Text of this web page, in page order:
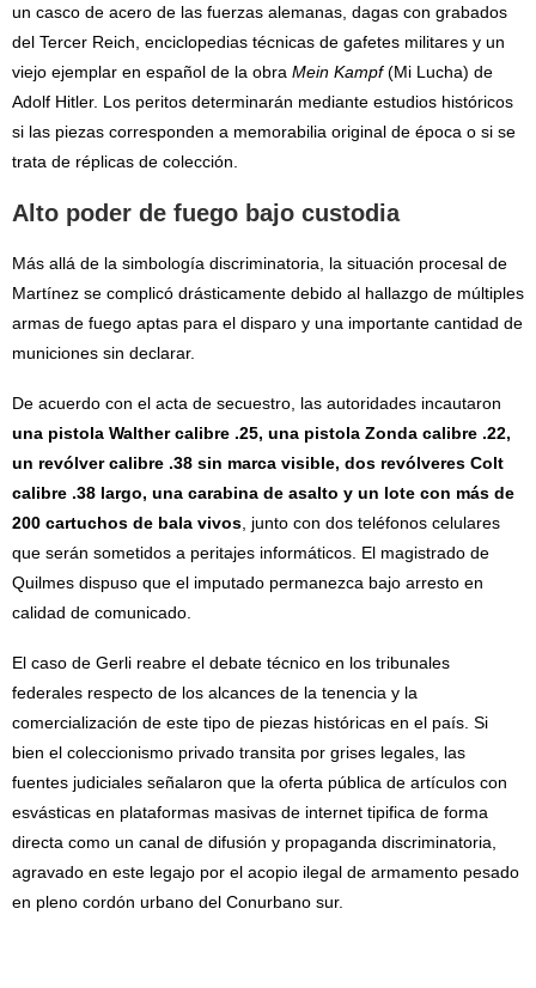
un casco de acero de las fuerzas alemanas, dagas con grabados
del Tercer Reich, enciclopedias técnicas de gafetes militares y un
viejo ejemplar en español de la obra Mein Kampf(Mi Lucha) de
Adolf Hitler. Los peritos determinarán mediante estudios históricos
si las piezas corresponden a memorabilia original de época o si se
trata de réplicas de colección.
Alto poder de fuego bajo custodia
Más allá de la simbología discriminatoria, la situación procesal de
Martínez se complicó drásticamente debido al hallazgo de múltiples
armas de fuego aptas para el disparo y una importante cantidad de
municiones sin declarar.
De acuerdo con el acta de secuestro, las autoridades incautaron
una pistola Walther calibre .25, una pistola Zonda calibre .22,
un revólver calibre .38 sin marca visible, dos revólveres Colt
calibre .38 largo, una carabina de asalto y un lote con más de
200 cartuchos de bala vivos , junto con dos teléfonos celulares
que serán sometidos a peritajes informáticos. El magistrado de
Quilmes dispuso que el imputado permanezca bajo arresto en
calidad de comunicado.
El caso de Gerli reabre el debate técnico en los tribunales
federales respecto de los alcances de la tenencia y la
comercialización de este tipo de piezas históricas en el país. Si
bien el coleccionismo privado transita por grises legales, las
fuentes judiciales señalaron que la oferta pública de artículos con
esvásticas en plataformas masivas de internet tipifica de forma
directa como un canal de difusión y propaganda discriminatoria,
agravado en este legajo por el acopio ilegal de armamento pesado
en pleno cordón urbano del Conurbano sur.